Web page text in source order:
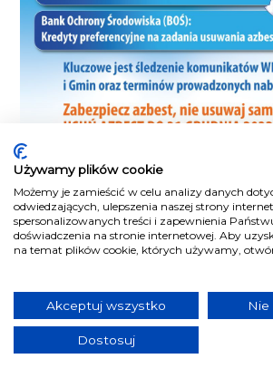
Najnowsze
DKF „Non Popcorn” wraca do Kina
Kryterium. We wrześniu pięć
2026-08-09 05:01:00
Osiem lat serca dla kotów. Kocia
zamknie drzwi 31 sierpnia
Używamy plików cookie
Możemy je zamieścić w celu analizy danych
odwiedzających, ulepszenia naszej strony
spersonalizowanych treści i zapewnienia
doświadczenia na stronie internetowej. Aby
na temat plików cookie, których używamy,
Akceptuj wszystko Nie
Dostosuj